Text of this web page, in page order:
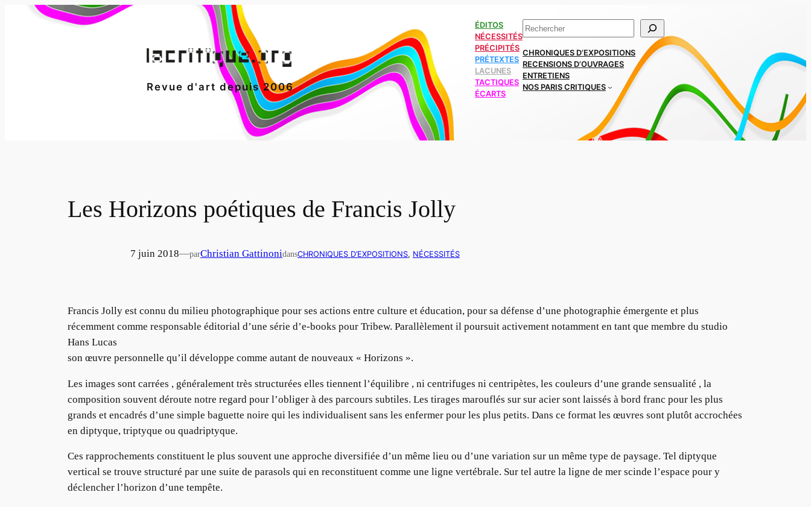
Revue d'art depuis 2006
ÉDITOS
NÉCESSITÉS
PRÉCIPITÉS
PRÉTEXTES
LACUNES
TACTIQUES
ÉCARTS
Rechercher
CHRONIQUES D’EXPOSITIONS
RECENSIONS D’OUVRAGES
ENTRETIENS
NOS PARIS CRITIQUES
Les Horizons poétiques de Francis Jolly
7 juin 2018—parChristian GattinonidansCHRONIQUES D’EXPOSITIONS, NÉCESSITÉS
Francis Jolly est connu du milieu photographique pour ses actions entre culture et éducation, pour sa défense d’une photographie émergente et plus
récemment comme responsable éditorial d’une série d’e-books pour Tribew. Parallèlement il poursuit activement notamment en tant que membre du studio
Hans Lucas
son œuvre personnelle qu’il développe comme autant de nouveaux « Horizons ».
Les images sont carrées , généralement très structurées elles tiennent l’équilibre , ni centrifuges ni centripètes, les couleurs d’une grande sensualité , la
composition souvent déroute notre regard pour l’obliger à des parcours subtiles. Les tirages marouflés sur sur acier sont laissés à bord franc pour les plus
grands et encadrés d’une simple baguette noire qui les individualisent sans les enfermer pour les plus petits. Dans ce format les œuvres sont plutôt accrochées
en diptyque, triptyque ou quadriptyque.
Ces rapprochements constituent le plus souvent une approche diversifiée d’un même lieu ou d’une variation sur un même type de paysage. Tel diptyque
vertical se trouve structuré par une suite de parasols qui en reconstituent comme une ligne vertébrale. Sur tel autre la ligne de mer scinde l’espace pour y
déclencher l’horizon d’une tempête.